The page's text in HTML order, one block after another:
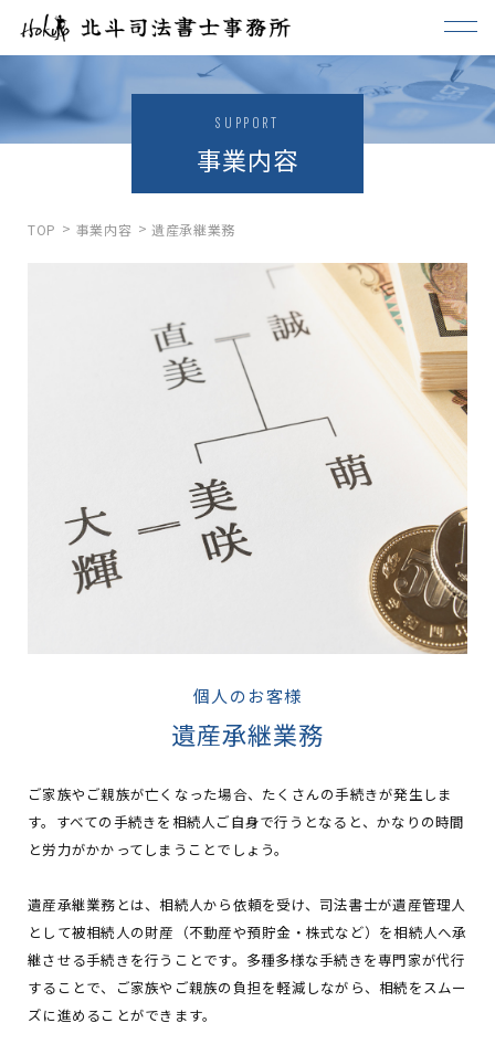
SUPPORT
事業内容
TOP 事業内容 遺産承継業務
個人のお客様
遺産承継業務
ご家族やご親族が亡くなった場合、たくさんの手続きが発生しま
す。すべての手続きを相続人ご自身で行うとなると、かなりの時間
と労力がかかってしまうことでしょう。
遺産承継業務とは、相続人から依頼を受け、司法書士が遺産管理人
として被相続人の財産（不動産や預貯金・株式など）を相続人へ承
継させる手続きを行うことです。多種多様な手続きを専門家が代行
することで、ご家族やご親族の負担を軽減しながら、相続をスムー
ズに進めることができます。